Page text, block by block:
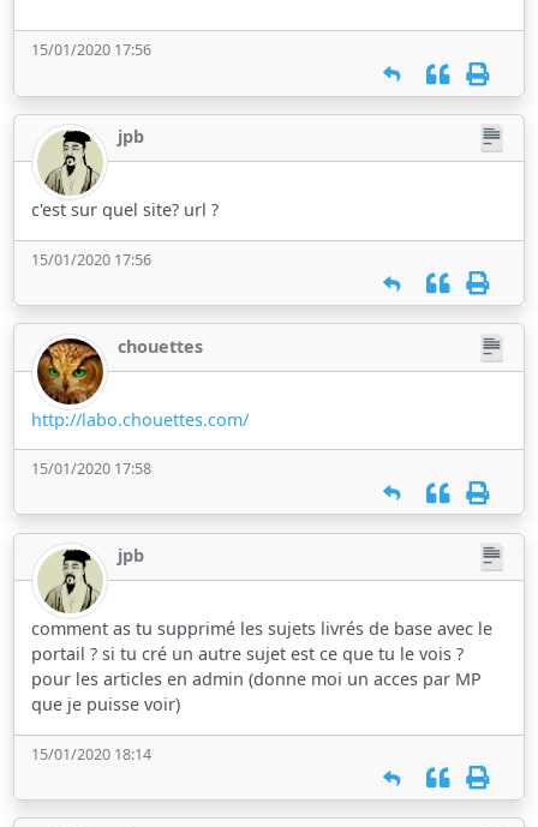
15/01/2020 17:56
jpb
c'est sur quel site? url ?
15/01/2020 17:56
chouettes
http://labo.chouettes.com/
15/01/2020 17:58
jpb
comment as tu supprimé les sujets livrés de base avec le
portail ? si tu cré un autre sujet est ce que tu le vois ?
pour les articles en admin (donne moi un acces par MP
que je puisse voir)
15/01/2020 18:14